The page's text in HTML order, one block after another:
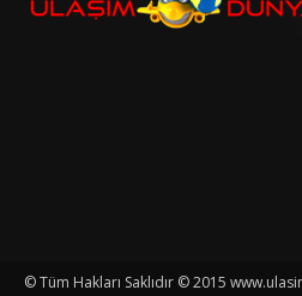
© Tüm Hakları Saklıdır © 2015